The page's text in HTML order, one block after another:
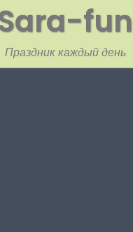
fun
Праздник каждый день